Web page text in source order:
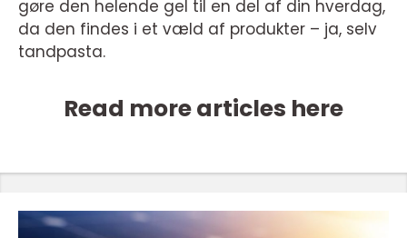
gøre den helende gel til en del af din hverdag,
da den findes i et væld af produkter – ja, selv
tandpasta.
Read more articles here